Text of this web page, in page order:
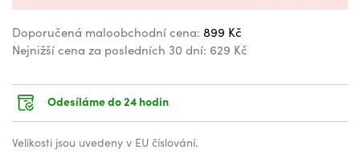
Doporučená maloobchodní cena: 899 Kč
Nejnižší cena za posledních 30 dní: 629 Kč
Odesíláme do 24 hodin
Velikosti jsou uvedeny v EU číslování.